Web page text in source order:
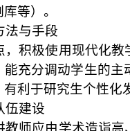
等）。
法与手段
，积极使用现代化
能充分调动学生的
利于研究生个性化
伍建设
教师应由学术造诣